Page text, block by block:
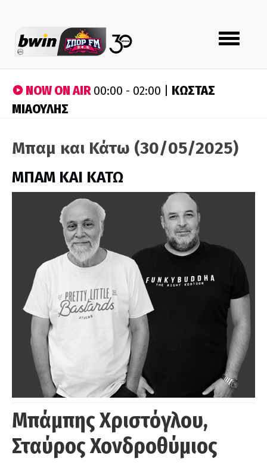
Toggle
navigation
NOW ON AIR00:00 - 02:00 | ΚΩΣΤΑΣ
ΜΙΑΟΥΛΗΣ
Μπαμ και Κάτω (30/05/2025)
ΜΠΑΜ ΚΑΙ ΚΑΤΩ
Μπάμπης Χριστόγλου,
Σταύρος Χονδροθύμιος